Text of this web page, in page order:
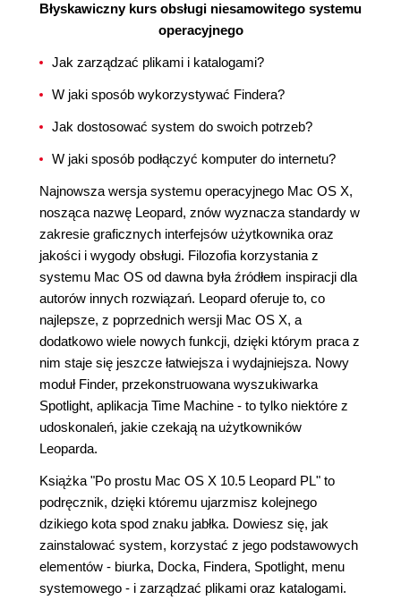
Błyskawiczny kurs obsługi niesamowitego systemu
operacyjnego
Jak zarządzać plikami i katalogami?
W jaki sposób wykorzystywać Findera?
Jak dostosować system do swoich potrzeb?
W jaki sposób podłączyć komputer do internetu?
Najnowsza wersja systemu operacyjnego Mac OS X,
nosząca nazwę Leopard, znów wyznacza standardy w
zakresie graficznych interfejsów użytkownika oraz
jakości i wygody obsługi. Filozofia korzystania z
systemu Mac OS od dawna była źródłem inspiracji dla
autorów innych rozwiązań. Leopard oferuje to, co
najlepsze, z poprzednich wersji Mac OS X, a
dodatkowo wiele nowych funkcji, dzięki którym praca z
nim staje się jeszcze łatwiejsza i wydajniejsza. Nowy
moduł Finder, przekonstruowana wyszukiwarka
Spotlight, aplikacja Time Machine - to tylko niektóre z
udoskonaleń, jakie czekają na użytkowników
Leoparda.
Książka "Po prostu Mac OS X 10.5 Leopard PL" to
podręcznik, dzięki któremu ujarzmisz kolejnego
dzikiego kota spod znaku jabłka. Dowiesz się, jak
zainstalować system, korzystać z jego podstawowych
elementów - biurka, Docka, Findera, Spotlight, menu
systemowego - i zarządzać plikami oraz katalogami.